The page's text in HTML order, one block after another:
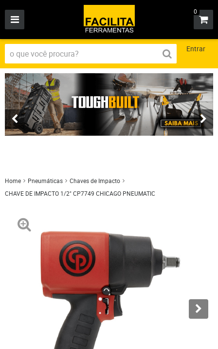
0
Entrar
Home Pneumáticas
Chaves de Impacto
CHAVE DE IMPACTO 1/2" CP7749 CHICAGO PNEUMATIC